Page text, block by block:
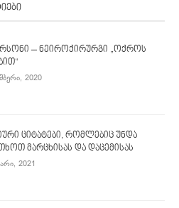
– ნეიროქირურგი „ოქროს
2020
ციტატები, რომლებიც უნდა
მარცხისას და დაცემისას
2021